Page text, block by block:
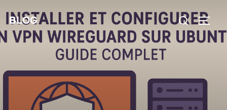
contenu
BLOG Rechercher :